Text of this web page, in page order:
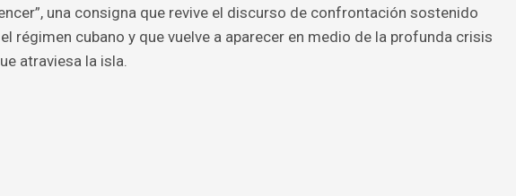
una consigna que revive el discurso de confrontación sostenido
régimen cubano y que vuelve a aparecer en medio de la profunda crisis
atraviesa la isla.